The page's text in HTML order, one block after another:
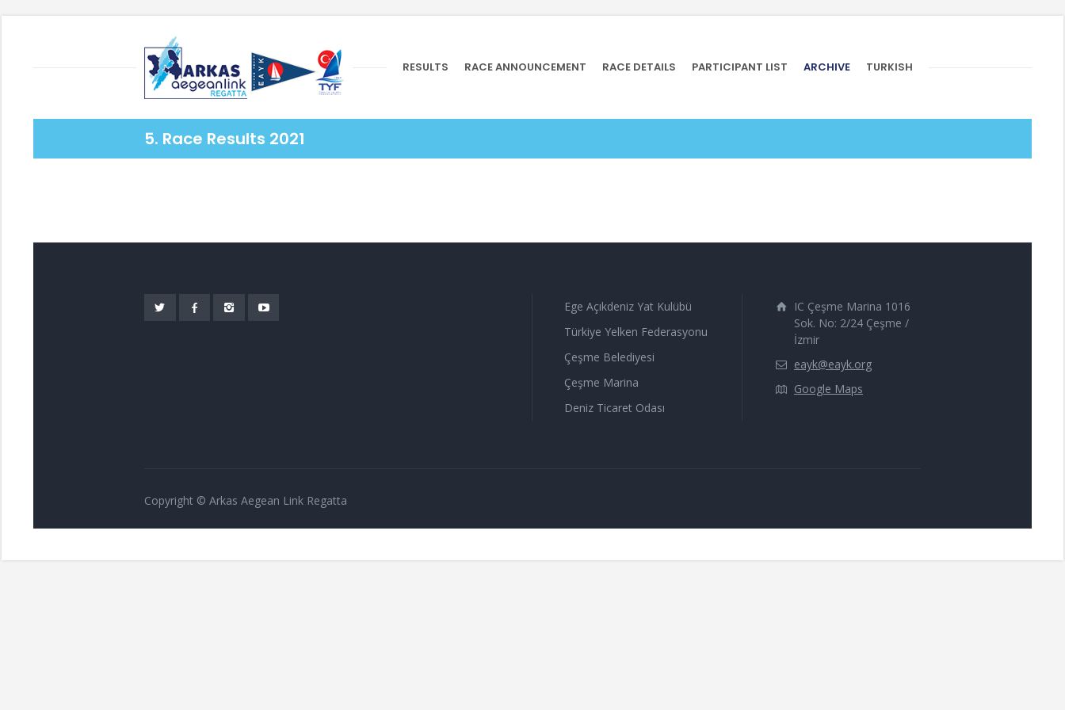
RESULTS RACE ANNOUNCEMENT RACE DETAILS PARTICIPANT LIST ARCHIVE TURKISH
5. Race Results 2021
Ege Açıkdeniz Yat Kulübü
Türkiye Yelken Federasyonu
Çeşme Belediyesi
Çeşme Marina
Deniz Ticaret Odası
IC Çeşme Marina 1016
Sok. No: 2/24 Çeşme /
İzmir
eayk@eayk.org
Google Maps
Copyright © Arkas Aegean Link Regatta